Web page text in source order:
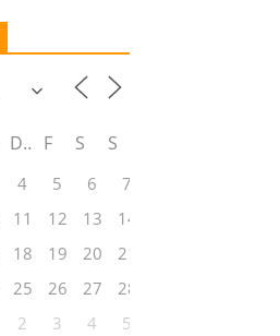
D F S S
4 5 6
7
11 12 13
14
18 19 20
21
25 26 27
28
2 3 4 5